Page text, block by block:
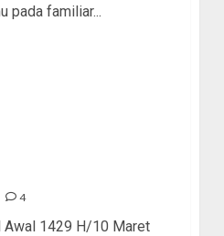
pada familiar...
4
Awal 1429 H/10 Maret